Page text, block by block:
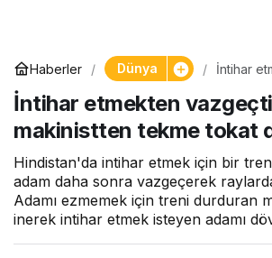
Haberler Dünya
İntihar
dayak
İntihar etmekten
makinistten tekme tokat
Hindistan'da intihar etmek için bir
adam daha sonra vazgeçerek
Adamı ezmemek için treni durduran
inerek intihar etmek isteyen adamı